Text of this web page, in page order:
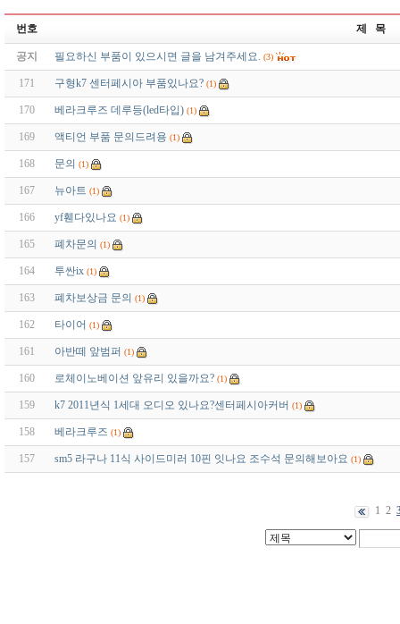
번호 제 목
공지 필요하신 부품이 있으시면 글을 남겨주세요. (3)
171 구형k7 센터페시아 부품있나요? (1)
170 베라크루즈 데루등(led타입) (1)
169 액티언 부품 문의드려용 (1)
168 문의 (1)
167 뉴아트 (1)
166 yf휀다있나요 (1)
165 폐차문의 (1)
164 투싼ix (1)
163 폐차보상금 문의 (1)
162 타이어 (1)
161 아반떼 앞범퍼 (1)
160 로체이노베이션 앞유리 있을까요? (1)
159 k7 2011년식 1세대 오디오 있나요?센터페시아커버 (1)
158 베라크루즈 (1)
157 sm5 라구나 11식 사이드미러 10핀 잇나요 조수석 문의해보아요 (1)
1 2